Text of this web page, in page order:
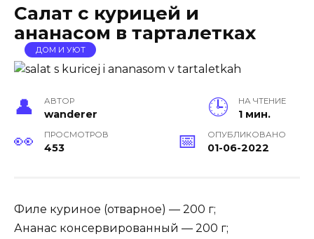
Салат с курицей и
ананасом в тарталетках
ДОМ И УЮТ
АВТОР
wanderer
НА ЧТЕНИЕ
1 мин.
ПРОСМОТРОВ
453
ОПУБЛИКОВАНО
01-06-2022
Филе куриное (отварное) — 200 г;
Ананас консервированный — 200 г;